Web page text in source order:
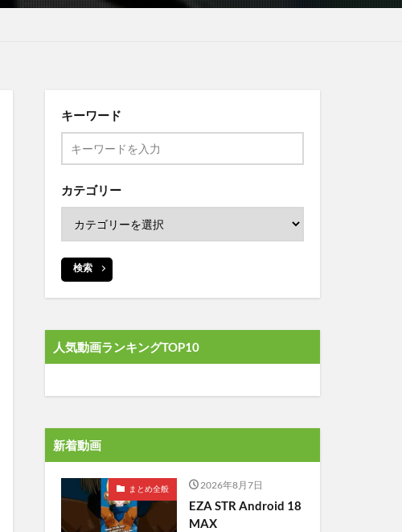
キーワード
カテゴリー
検索
人気動画ランキングTOP10
新着動画
まとめ全般 2026年8月7日
EZA STR Android 18
MAX